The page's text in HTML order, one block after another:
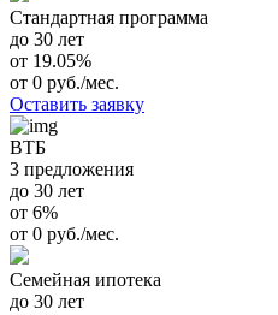
Стандартная программа
до 30 лет
от 19.05%
от 0 руб./мес.
Оставить заявку
ВТБ
3 предложения
до 30 лет
от 6%
от 0 руб./мес.
Семейная ипотека
до 30 лет